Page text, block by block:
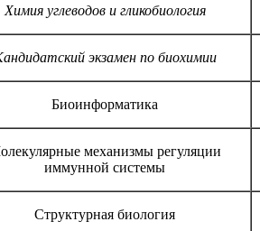
Химия углеводов и гликобиология
экзамен по биохимии
Биоинформатика
механизмы регуляции
иммунной системы
Структурная биология